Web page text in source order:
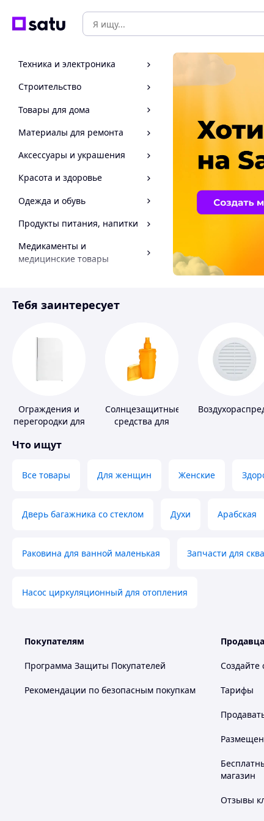
Техника и электроника
Строительство
Товары для дома
Материалы для ремонта
Аксессуары и украшения
Красота и здоровье
Одежда и обувь
Продукты питания, напитки
Медикаменты и
медицинские товары
Инструмент
Тебя заинтересует
Ограждения и
перегородки для
туалета
Солнцезащитные
средства для
Что ищут
Все товары Для женщин Женские
Дверь багажника со стеклом Духи Арабская
Раковина для ванной маленькая Запчасти для
Насос циркуляционный для отопления
Покупателям
Программа Защиты Покупателей
Рекомендации по безопасным покупкам
Создайте
Тарифы
магазин
Отзывы